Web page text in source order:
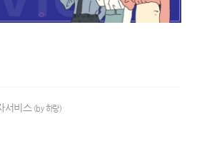
서비스(by 하랑)